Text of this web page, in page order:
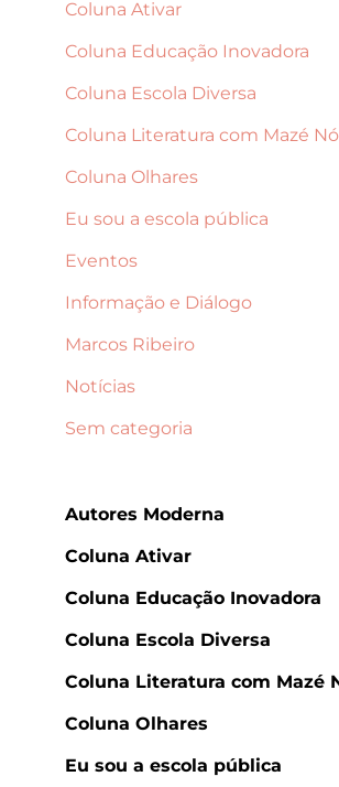
Coluna Ativar
Coluna Educação Inovadora
Coluna Escola Diversa
Coluna Literatura com Mazé
Coluna Olhares
Eu sou a escola pública
Eventos
Informação e Diálogo
Marcos Ribeiro
Notícias
Sem categoria
Autores Moderna
Coluna Ativar
Coluna Educação Inovadora
Coluna Escola Diversa
Coluna Literatura com Mazé
Coluna Olhares
Eu sou a escola pública